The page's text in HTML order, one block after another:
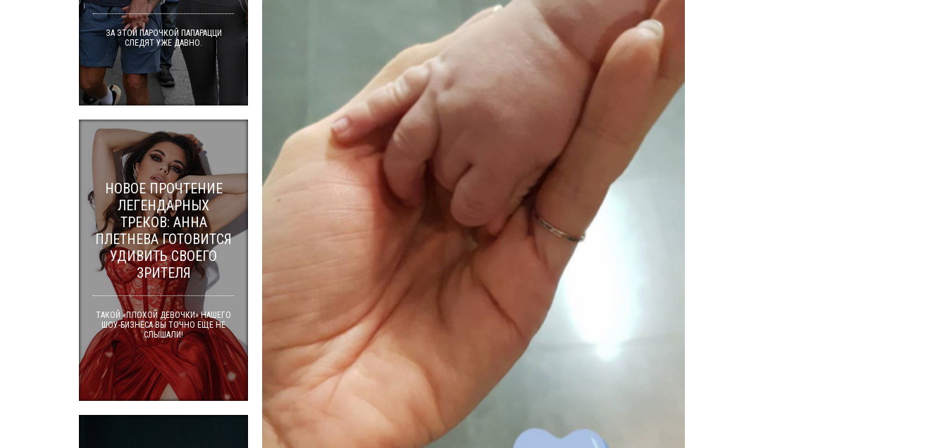
ЗА ЭТОЙ ПАРОЧКОЙ ПАПАРАЦЦИ
СЛЕДЯТ УЖЕ ДАВНО.
НОВОЕ ПРОЧТЕНИЕ
ЛЕГЕНДАРНЫХ
ТРЕКОВ: АННА
ПЛЕТНЕВА ГОТОВИТСЯ
УДИВИТЬ СВОЕГО
ЗРИТЕЛЯ
ТАКОЙ «ПЛОХОЙ ДЕВОЧКИ» НАШЕГО
ШОУ-БИЗНЕСА ВЫ ТОЧНО ЕЩЕ НЕ
СЛЫШАЛИ!